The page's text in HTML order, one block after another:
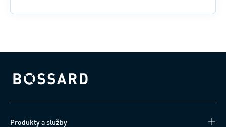
Bossard homepage
Produkty a služby